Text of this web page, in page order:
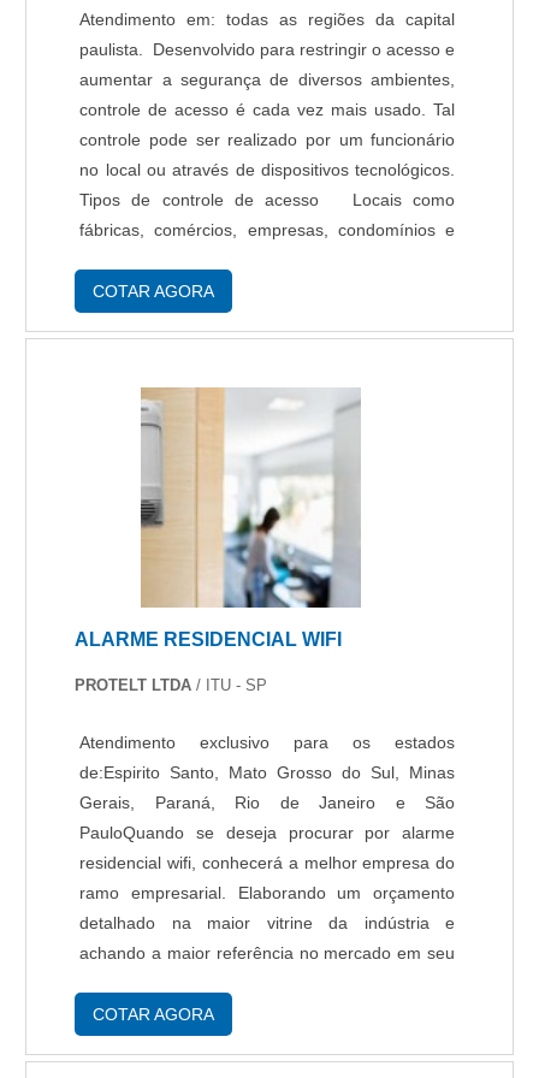
suas ações no resultado final, tendo escritório de
alta qualidade onde são realizadas as atividades
e catálogo amplo de produtos e serviços para
atender as mais diversas necessidades. Tudo
isso, unido a um time de especialistas na área
de atuação e equipes certificadas, comprova sua
essência de trazer o melhor para todos os
clientes..
Atendimento em: todas as regiões da capital
paulista. Desenvolvido para restringir o acesso e
aumentar a segurança de diversos ambientes,
controle de acesso é cada vez mais usado. Tal
controle pode ser realizado por um funcionário
no local ou através de dispositivos tecnológicos.
Tipos de controle de acesso Locais como
fábricas, comércios, empresas, condomínios e
acesso para monitorar o acesso a amb....
COTAR AGORA
ALARME RESIDENCIAL WIFI
PROTELT LTDA / ITU - SP
Atendimento exclusivo para os estados
de:Espirito Santo, Mato Grosso do Sul, Minas
Gerais, Paraná, Rio de Janeiro e São
PauloQuando se deseja procurar por alarme
residencial wifi, conhecerá a melhor empresa do
ramo empresarial. Elaborando um orçamento
detalhado na maior vitrine da indústria e
achando a maior referência no mercado em seu
IMPORTANTES DE ALARME RESIDENCIAL
COTAR AGORA